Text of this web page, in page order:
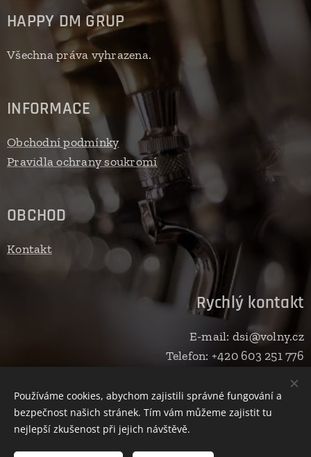
HAPPY DM GRUP
Všechna práva vyhrazena.
INFORMACE
Obchodní podmínky
Pravidla ochrany soukromí
OBCHOD
Kontakt
Rychlý kontakt
E-mail: dsi@volny.cz
Telefon: +420 603 251 776
© 2022Jirka Foltýn Cookies
Používáme cookies, abychom zajistili správné fungování a
bezpečnost našich stránek. Tím vám můžeme zajistit tu
nejlepší zkušenost při jejich návštěvě.